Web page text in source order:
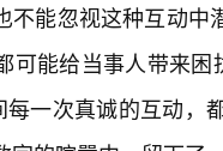
不能忽视这种互动
可能给当事人带来
每一次真诚的互动